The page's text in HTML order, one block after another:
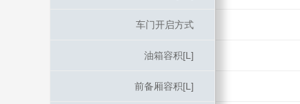
车门开启方式
油箱容积[L]
前备厢容积[L]
车门开启方式
油箱容积[L]
前备厢容积[L]